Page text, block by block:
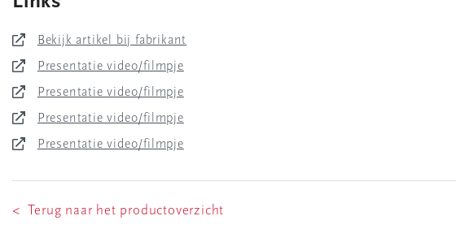
Bekijk artikel bij fabrikant
Presentatie video/filmpje
Presentatie video/filmpje
Presentatie video/filmpje
Presentatie video/filmpje
< Terug naar het productoverzicht